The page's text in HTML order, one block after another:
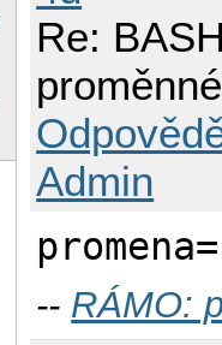
Re:
proměnné
Admin
-- RÁMO: